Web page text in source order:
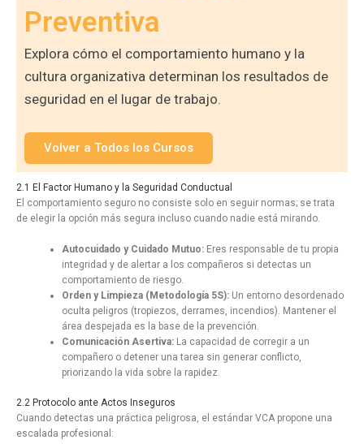
Preventiva
Explora cómo el comportamiento humano y la
cultura organizativa determinan los resultados de
seguridad en el lugar de trabajo.
Volver a Todos los Cursos
2.1 El Factor Humano y la Seguridad Conductual
El comportamiento seguro no consiste solo en seguir normas; se trata
de elegir la opción más segura incluso cuando nadie está mirando.
Autocuidado y Cuidado Mutuo: Eres responsable de tu propia
integridad y de alertar a los compañeros si detectas un
comportamiento de riesgo.
Orden y Limpieza (Metodología 5S): Un entorno desordenado
oculta peligros (tropiezos, derrames, incendios). Mantener el
área despejada es la base de la prevención.
Comunicación Asertiva: La capacidad de corregir a un
compañero o detener una tarea sin generar conflicto,
priorizando la vida sobre la rapidez.
2.2 Protocolo ante Actos Inseguros
Cuando detectas una práctica peligrosa, el estándar VCA propone una
escalada profesional: